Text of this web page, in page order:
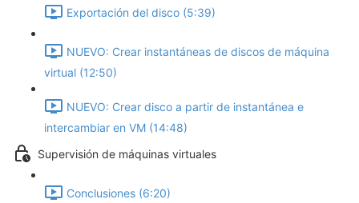
Exportación del disco (5:39)
NUEVO: Crear instantáneas de discos de máquina
virtual (12:50)
NUEVO: Crear disco a partir de instantánea e
intercambiar en VM (14:48)
Supervisión de máquinas virtuales
Conclusiones (6:20)